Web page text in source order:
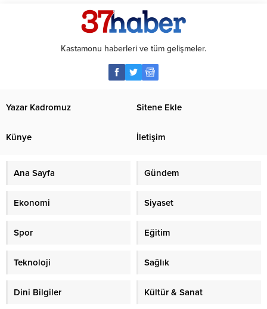
Kastamonu haberleri ve tüm gelişmeler.
Yazar Kadromuz Sitene Ekle
Künye İletişim
Ana Sayfa Gündem
Ekonomi Siyaset
Spor Eğitim
Teknoloji Sağlık
Dini Bilgiler Kültür & Sanat